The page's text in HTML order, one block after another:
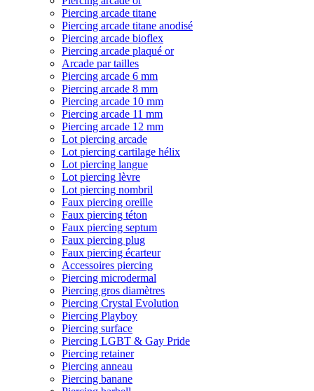
Piercing arcade titane
Piercing arcade titane anodisé
Piercing arcade bioflex
Piercing arcade plaqué or
Arcade par tailles
Piercing arcade 6 mm
Piercing arcade 8 mm
Piercing arcade 10 mm
Piercing arcade 11 mm
Piercing arcade 12 mm
Lot piercing arcade
Lot piercing cartilage hélix
Lot piercing langue
Lot piercing lèvre
Lot piercing nombril
Faux piercing oreille
Faux piercing téton
Faux piercing septum
Faux piercing plug
Faux piercing écarteur
Accessoires piercing
Piercing microdermal
Piercing gros diamètres
Piercing Crystal Evolution
Piercing Playboy
Piercing surface
Piercing LGBT & Gay Pride
Piercing retainer
Piercing anneau
Piercing banane